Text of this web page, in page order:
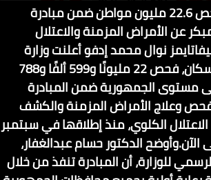
الصحة: فحص 22.6 مليون مواطن ضمن مبادرة
عن الأمراض المزمنة والاعتلال
نوال محمد إدفو أعلنت وزارة
الصحة والسكان، فحص 22 مليونًا و599 ألفًا و788
مستوى الجمهورية ضمن المبادرة
وعلاج الأمراض المزمنة والكشف
الكلوي، منذ إطلاقها في سبتمبر
الآن.وأوضح الدكتور حسام عبدالغفار،
للوزارة، أن المبادرة تنفذ من خلال